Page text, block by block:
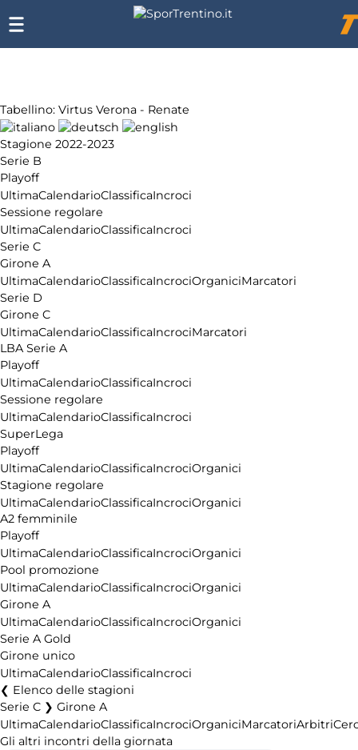
Tabellino: Virtus Verona - Renate
Stagione 2022-2023
Serie B
Playoff
UltimaCalendarioClassificaIncroci
Sessione regolare
UltimaCalendarioClassificaIncroci
Serie C
Girone A
UltimaCalendarioClassificaIncrociOrganiciMarcatori
Serie D
Girone C
UltimaCalendarioClassificaIncrociMarcatori
LBA Serie A
Playoff
UltimaCalendarioClassificaIncroci
Sessione regolare
UltimaCalendarioClassificaIncroci
SuperLega
Playoff
UltimaCalendarioClassificaIncrociOrganici
Stagione regolare
UltimaCalendarioClassificaIncrociOrganici
A2 femminile
Playoff
UltimaCalendarioClassificaIncrociOrganici
Pool promozione
UltimaCalendarioClassificaIncrociOrganici
Girone A
UltimaCalendarioClassificaIncrociOrganici
Serie A Gold
Girone unico
UltimaCalendarioClassificaIncroci
Elenco delle stagioni
Serie C ❯ Girone A
UltimaCalendarioClassificaIncrociOrganiciMarcatoriArbitri
Gli altri incontri della giornata
SporTrentino.it
Chi